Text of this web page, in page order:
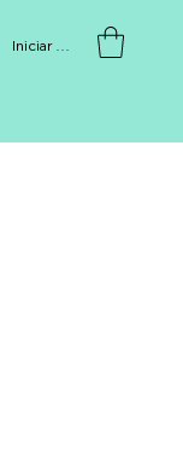
Iniciar sesión